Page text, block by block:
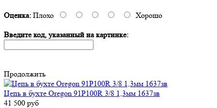
Оценка: Плохо Хорошо
Введите код, указанный на картинке:
Продолжить
Цепь в бухте Oregon 91P100R 3/8 1,3мм 1637зв
41 500 руб